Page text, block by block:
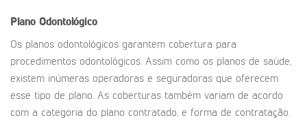
Plano Odontológico
Os planos odontológicos garantem cobertura para
procedimentos odontológicos. Assim como os planos de saúde,
existem inúmeras operadoras e seguradoras que oferecem
esse tipo de plano. As coberturas também variam de acordo
com a categoria do plano contratado, e forma de contratação.